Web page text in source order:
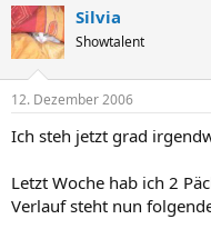
e
m
e
n
t
a
e
r
g
n
a
t
Silvia
Showtalent
12. Dezember 2006
Ich steh jetzt grad
Letzt Woche hab ich 2
Verlauf steht nun